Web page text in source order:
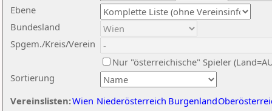
Ebene
Sortierung
Bundesland
Spgem./Kreis/Verein
Nur "österreichische" Spieler
Vereinslisten:Wien Niederösterreich Burgenland